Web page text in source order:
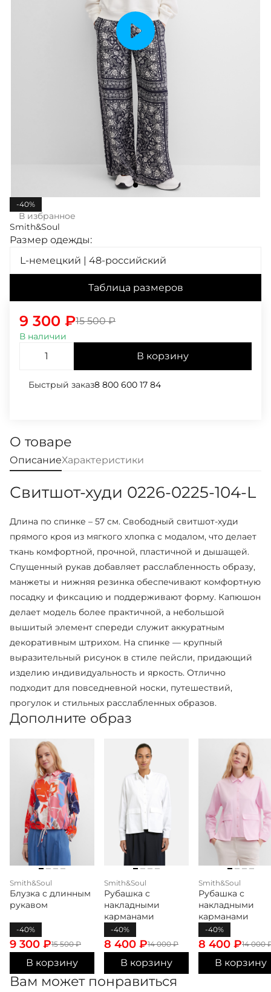
-40%
В избранное
Smith&Soul
Размер одежды:
L-немецкий | 48-российский
Таблица размеров
15 500₽
9 300 ₽
В наличии
В корзину
Быстрый заказ8 800 600 17 84
О товаре
ОписаниеХарактеристики
Свитшот-худи 0226-0225-104-L
Длина по спинке – 57 см. Свободный свитшот-худи
прямого кроя из мягкого хлопка с модалом, что делает
ткань комфортной, прочной, пластичной и дышащей.
Спущенный рукав добавляет расслабленность образу,
манжеты и нижняя резинка обеспечивают комфортную
посадку и фиксацию и поддерживают форму. Капюшон
делает модель более практичной, а небольшой
вышитый элемент спереди служит аккуратным
декоративным штрихом. На спинке — крупный
выразительный рисунок в стиле пейсли, придающий
изделию индивидуальность и яркость. Отлично
подходит для повседневной носки, путешествий,
прогулок и стильных расслабленных образов.
Дополните образ
Smith&Soul
Блузка с длинным
рукавом
-40%
15 500₽
9 300 ₽
В корзину
Smith&Soul
Рубашка с
накладными
карманами
-40%
14 000₽
8 400 ₽
В корзину
Smith&Soul
Рубашка с
накладными
карманами
-40%
14 000
8 400 ₽
В корзину
Вам может понравиться